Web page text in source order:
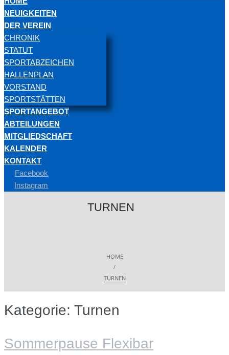
NEUIGKEITEN
DER VEREIN
CHRONIK
STATUT
SPORTABZEICHEN
HALLENPLAN
VORSTAND
SPORTSTÄTTEN
SPORTANGEBOT
ABTEILUNGEN
MITGLIEDSCHAFT
KALENDER
KONTAKT
Facebook
Instagram
TURNEN
HOME
/
TURNEN
Kategorie: Turnen
Sommerpause Flexibar